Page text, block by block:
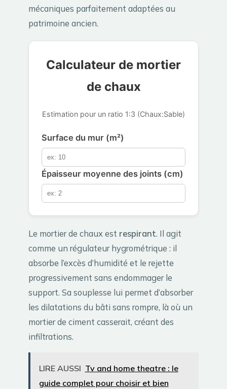
mécaniques parfaitement adaptées au
patrimoine ancien.
Calculateur de mortier
de chaux
Estimation pour un ratio 1:3 (Chaux:Sable)
Surface du mur (m²)
Épaisseur moyenne des joints (cm)
Le mortier de chaux est respirant. Il agit
comme un régulateur hygrométrique : il
absorbe l’excès d’humidité et le rejette
progressivement sans endommager le
support. Sa souplesse lui permet d’absorber
les dilatations du bâti sans rompre, là où un
mortier de ciment casserait, créant des
infiltrations.
LIRE AUSSI Tv and home theatre : le
guide complet pour choisir et bien